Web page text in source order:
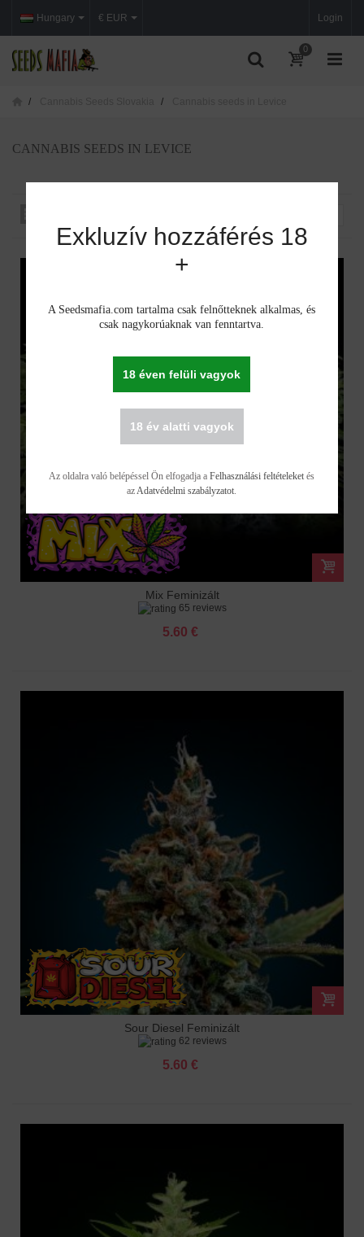
Hungary Login
€ EUR
0
CANNABIS SEEDS IN LEVICE
Mix Feminizált
65 reviews
5.60 €
Sour Diesel Feminizált
62 reviews
5.60 €
Exkluzív hozzáférés 18
+
A Seedsmafia.com tartalma csak felnőtteknek alkalmas, és
csak nagykorúaknak van fenntartva.
18 éven felüli vagyok
18 év alatti vagyok
Az oldalra való belépéssel Ön elfogadja aFelhasználási feltételeket és
azAdatvédelmi szabályzatot.